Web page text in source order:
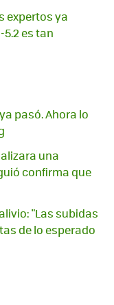
expertos ya
es tan
pasó. Ahora lo
una
confirma que
"Las subidas
de lo esperado